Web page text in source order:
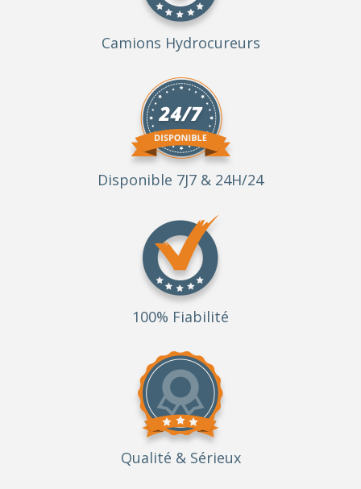
Camions Hydrocureurs
Disponible 7J7 & 24H/24
100% Fiabilité
Qualité & Sérieux